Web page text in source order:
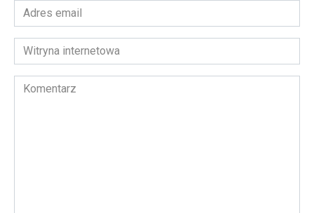
Adres
email
*Witryna
internetowa
Komentarz